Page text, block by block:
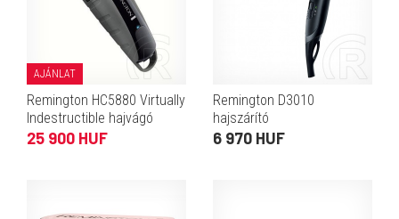
AJÁNLAT
Remington HC5880 Virtually
Indestructible hajvágó
25 900 HUF
Remington D3010
hajszárító
6 970 HUF